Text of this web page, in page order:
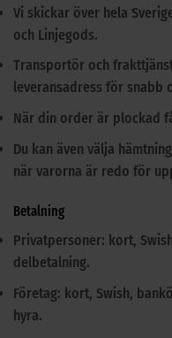
Vi skickar över hela
och Linjegods.
Transportör och
leveransadress för snabb
När din order är plockad
Du kan även välja
när varorna är redo för
Betalning
Privatpersoner: kort,
delbetalning.
Företag: kort, Swish,
hyra.